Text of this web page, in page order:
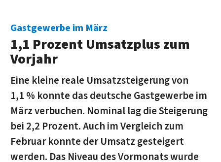
Gastgewerbe im März
1,1 Prozent Umsatzplus zum
Vorjahr
Eine kleine reale Umsatzsteigerung von
1,1 % konnte das deutsche Gastgewerbe im
März verbuchen. Nominal lag die Steigerung
bei 2,2 Prozent. Auch im Vergleich zum
Februar konnte der Umsatz gesteigert
werden. Das Niveau des Vormonats wurde